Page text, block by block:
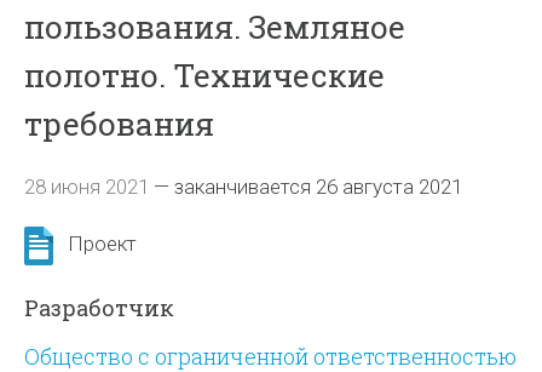
пользования. Земляное
полотно. Технические
требования
28 июня 2021 —заканчивается 26 августа 2021
Проект
Разработчик
Общество с ограниченной ответственностью